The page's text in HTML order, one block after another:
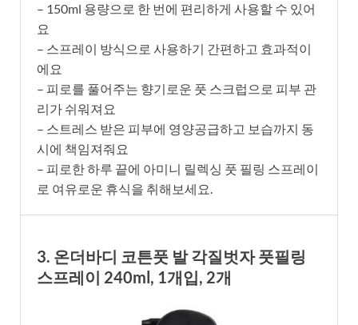
– 150ml 용량으로 한 번에 편리하게 사용할 수 있어
요
– 스프레이 방식으로 사용하기 간편하고 효과적이
에요
– 피로를 풀어주는 향기로운 풋 스크럽으로 피부 관
리가 쉬워져요
– 스트레스 받은 피부에 영양공급하고 보습까지 동
시에 책임져줘요
– 피로한 하루 끝에 아미니 릴렉싱 풋 필링 스프레이
로 여유로운 휴식을 취해보세요.
3. 온더바디 코튼풋 발 각질벗자 풋필링
스프레이 240ml, 1개입, 2개